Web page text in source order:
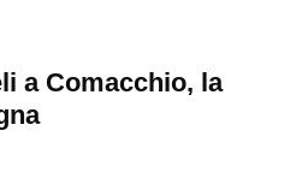
a Comacchio, la